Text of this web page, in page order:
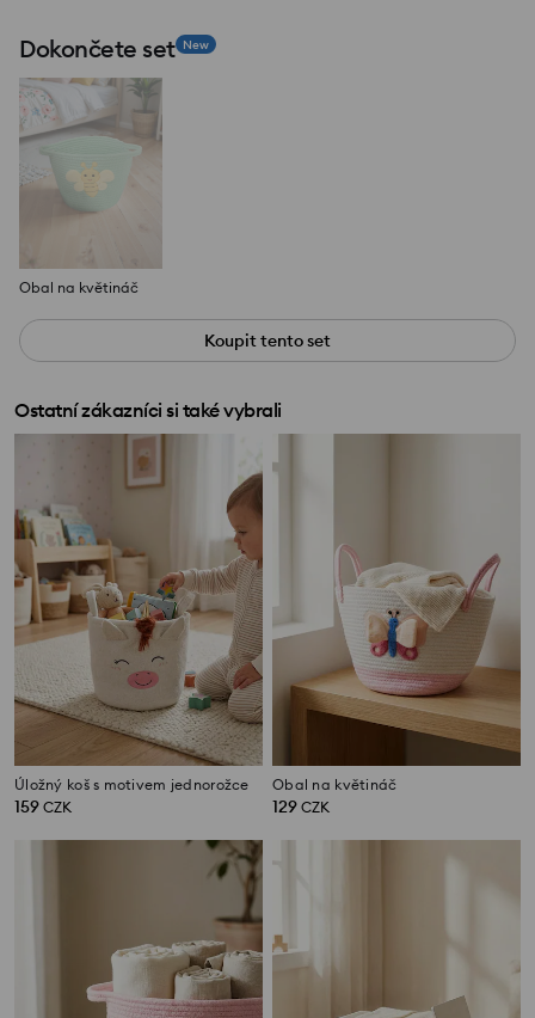
Dokončete set New
Obal na květináč
Koupit tento set
Ostatní zákazníci si také vybrali
Úložný koš s motivem jednorožce
159 CZK
Obal na květináč
129 CZK